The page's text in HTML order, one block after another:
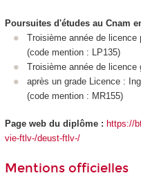
Poursuites d'études au Cnam
Troisième année de
(code mention : LP135)
Troisième année de
après un grade Licence :
(code mention : MR155)
Page web du diplôme : https://
vie-ftlv-/deust-ftlv-/
Mentions officielles